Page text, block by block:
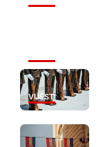
VIJESTI